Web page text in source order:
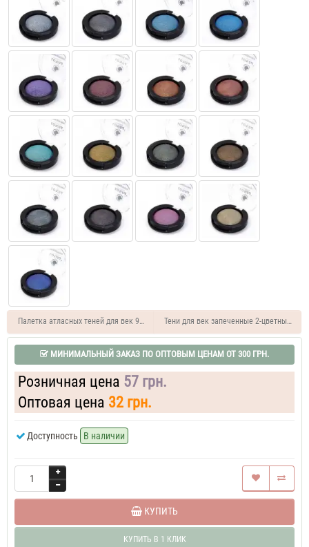
Палетка атласных теней для век 96 цветов LorinaТени для век запеченные 2-цветные
МИНИМАЛЬНЫЙ ЗАКАЗ ПО ОПТОВЫМ ЦЕНАМ ОТ 300 ГРН.
Розничная цена 57 грн.
Оптовая цена 32 грн.
Доступность В наличии
КУПИТЬ
КУПИТЬ В 1 КЛИК